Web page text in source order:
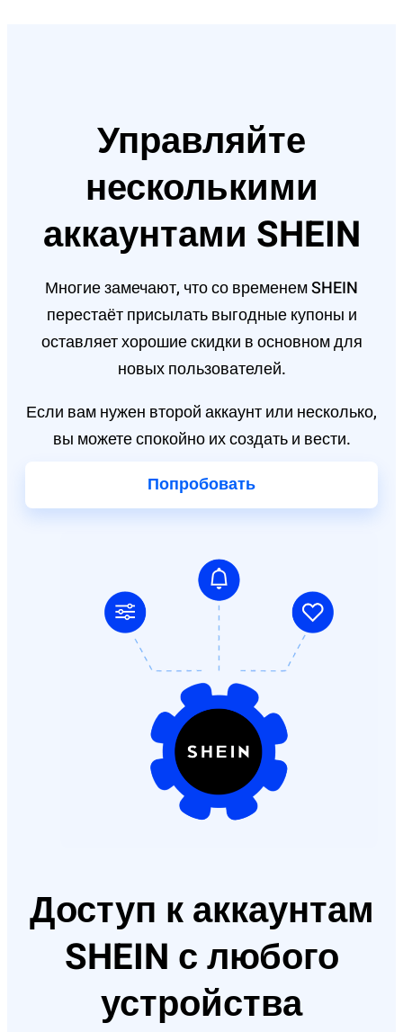
Управляйте
несколькими
аккаунтами SHEIN
Многие замечают, что со временем SHEIN
перестаёт присылать выгодные купоны и
оставляет хорошие скидки в основном для
новых пользователей.
Если вам нужен второй аккаунт или несколько,
вы можете спокойно их создать и вести.
Попробовать
Доступ к аккаунтам
SHEIN с любого
устройства